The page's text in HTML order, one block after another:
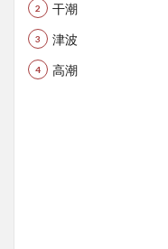
干潮
津波
高潮